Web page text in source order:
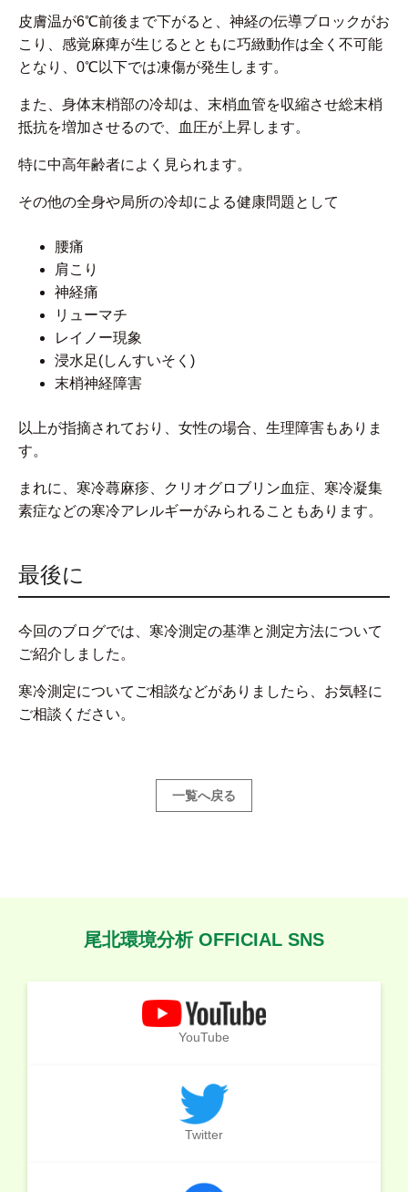
皮膚温が6℃前後まで下がると、神経の伝導ブロックがお
こり、感覚麻痺が生じるとともに巧緻動作は全く不可能
となり、0℃以下では凍傷が発生します。
また、身体末梢部の冷却は、末梢血管を収縮させ総末梢
抵抗を増加させるので、血圧が上昇します。
特に中高年齢者によく見られます。
その他の全身や局所の冷却による健康問題として
腰痛
肩こり
神経痛
リューマチ
レイノー現象
浸水足(しんすいそく)
末梢神経障害
以上が指摘されており、女性の場合、生理障害もありま
す。
まれに、寒冷蕁麻疹、クリオグロブリン血症、寒冷凝集
素症などの寒冷アレルギーがみられることもあります。
最後に
今回のブログでは、寒冷測定の基準と測定方法について
ご紹介しました。
寒冷測定についてご相談などがありましたら、お気軽に
ご相談ください。
一覧へ戻る
尾北環境分析 OFFICIAL SNS
YouTube
Twitter